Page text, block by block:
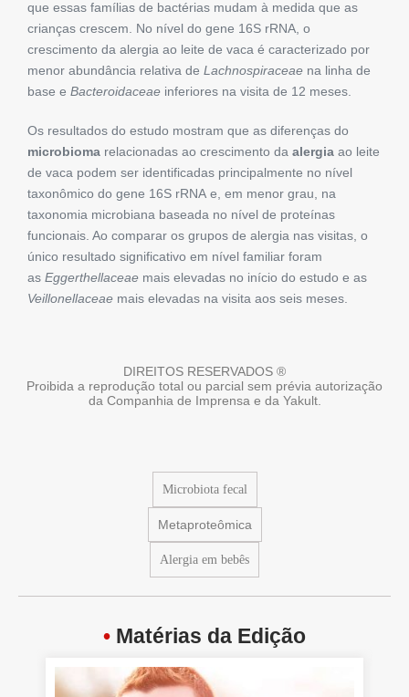
que essas famílias de bactérias mudam à medida que as
crianças crescem. No nível do gene 16S rRNA, o
crescimento da alergia ao leite de vaca é caracterizado por
menor abundância relativa de Lachnospiraceae na linha de
base e Bacteroidaceae inferiores na visita de 12 meses.
Os resultados do estudo mostram que as diferenças do
microbioma relacionadas ao crescimento da alergia ao leite
de vaca podem ser identificadas principalmente no nível
taxonômico do gene 16S rRNA e, em menor grau, na
taxonomia microbiana baseada no nível de proteínas
funcionais. Ao comparar os grupos de alergia nas visitas, o
único resultado significativo em nível familiar foram
as Eggerthellaceae mais elevadas no início do estudo e as
Veillonellaceae mais elevadas na visita aos seis meses.
DIREITOS RESERVADOS ®
Proibida a reprodução total ou parcial sem prévia autorização
da Companhia de Imprensa e da Yakult.
Microbiota fecal
Metaproteômica
Alergia em bebês
• Matérias da Edição